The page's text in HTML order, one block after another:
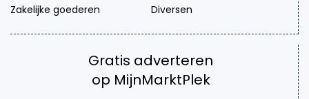
Zakelijke goederen
Diversen
Gratis adverteren
op MijnMarktPlek